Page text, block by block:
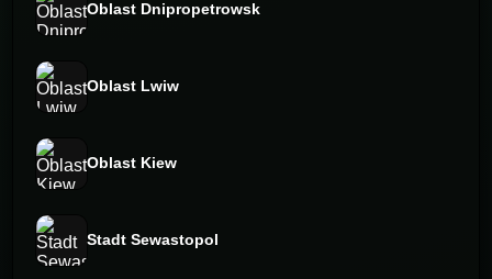
Oblast Dnipropetrowsk
Oblast Lwiw
Oblast Kiew
Stadt Sewastopol